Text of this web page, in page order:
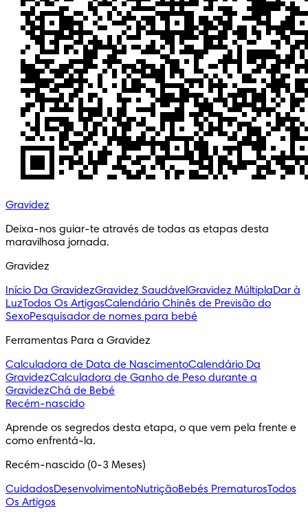
Gravidez
Deixa-nos guiar-te através de todas as etapas desta
maravilhosa jornada.
Gravidez
Início Da GravidezGravidez SaudávelGravidez MúltiplaDar à
LuzTodos Os ArtigosCalendário Chinês de Previsão do
SexoPesquisador de nomes para bebé
Ferramentas Para a Gravidez
Calculadora de Data de NascimentoCalendário Da
GravidezCalculadora de Ganho de Peso durante a
GravidezChá de Bebé
Recém-nascido
Aprende os segredos desta etapa, o que vem pela frente e
como enfrentá-la.
Recém-nascido (0-3 Meses)
CuidadosDesenvolvimentoNutriçãoBebés PrematurosTodos
Os Artigos